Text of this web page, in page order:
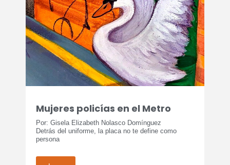
Mujeres policías en el Metro
Por: Gisela Elizabeth Nolasco Domínguez
Detrás del uniforme, la placa no te define como
persona